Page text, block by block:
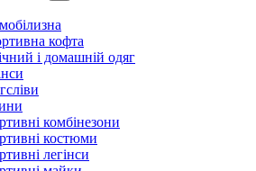
кофта
і домашній одяг
комбінезони
костюми
легінси